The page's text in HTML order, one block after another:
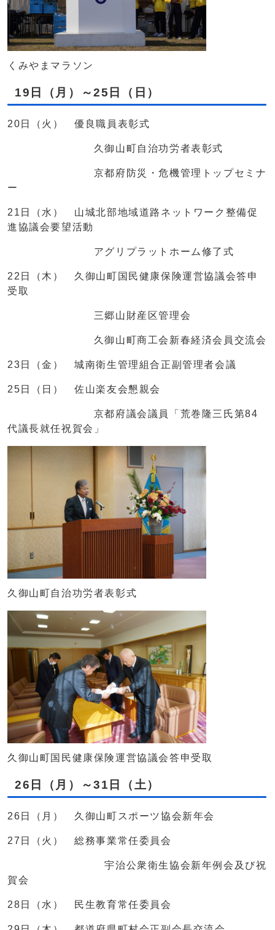
くみやまマラソン
19日（月）～25日（日）
20日（火） 優良職員表彰式
久御山町自治功労者表彰式
京都府防災・危機管理トップセミナ
ー
21日（水） 山城北部地域道路ネットワーク整備促
進協議会要望活動
アグリプラットホーム修了式
22日（木） 久御山町国民健康保険運営協議会答申
受取
三郷山財産区管理会
久御山町商工会新春経済会員交流会
23日（金） 城南衛生管理組合正副管理者会議
25日（日） 佐山楽友会懇親会
京都府議会議員「荒巻隆三氏第84
代議長就任祝賀会」
久御山町自治功労者表彰式
久御山町国民健康保険運営協議会答申受取
26日（月）～31日（土）
26日（月） 久御山町スポーツ協会新年会
27日（火） 総務事業常任委員会
宇治公衆衛生協会新年例会及び祝
賀会
28日（水） 民生教育常任委員会